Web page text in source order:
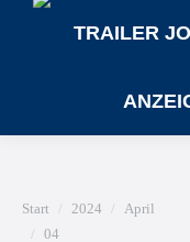
TRAILER
Sie befinden sich hier:
Start 2024
April
04